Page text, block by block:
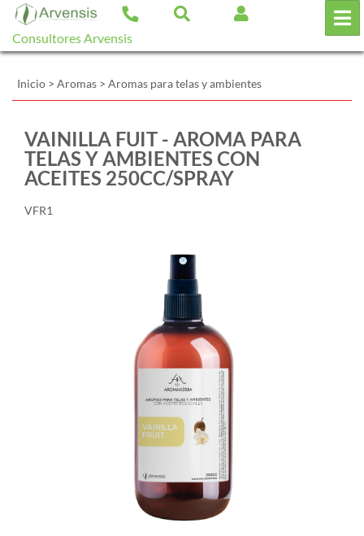
Consultores Arvensis
Inicio > Aromas > Aromas para telas y ambientes
VAINILLA FUIT - AROMA PARA
TELAS Y AMBIENTES CON
ACEITES 250CC/SPRAY
VFR1